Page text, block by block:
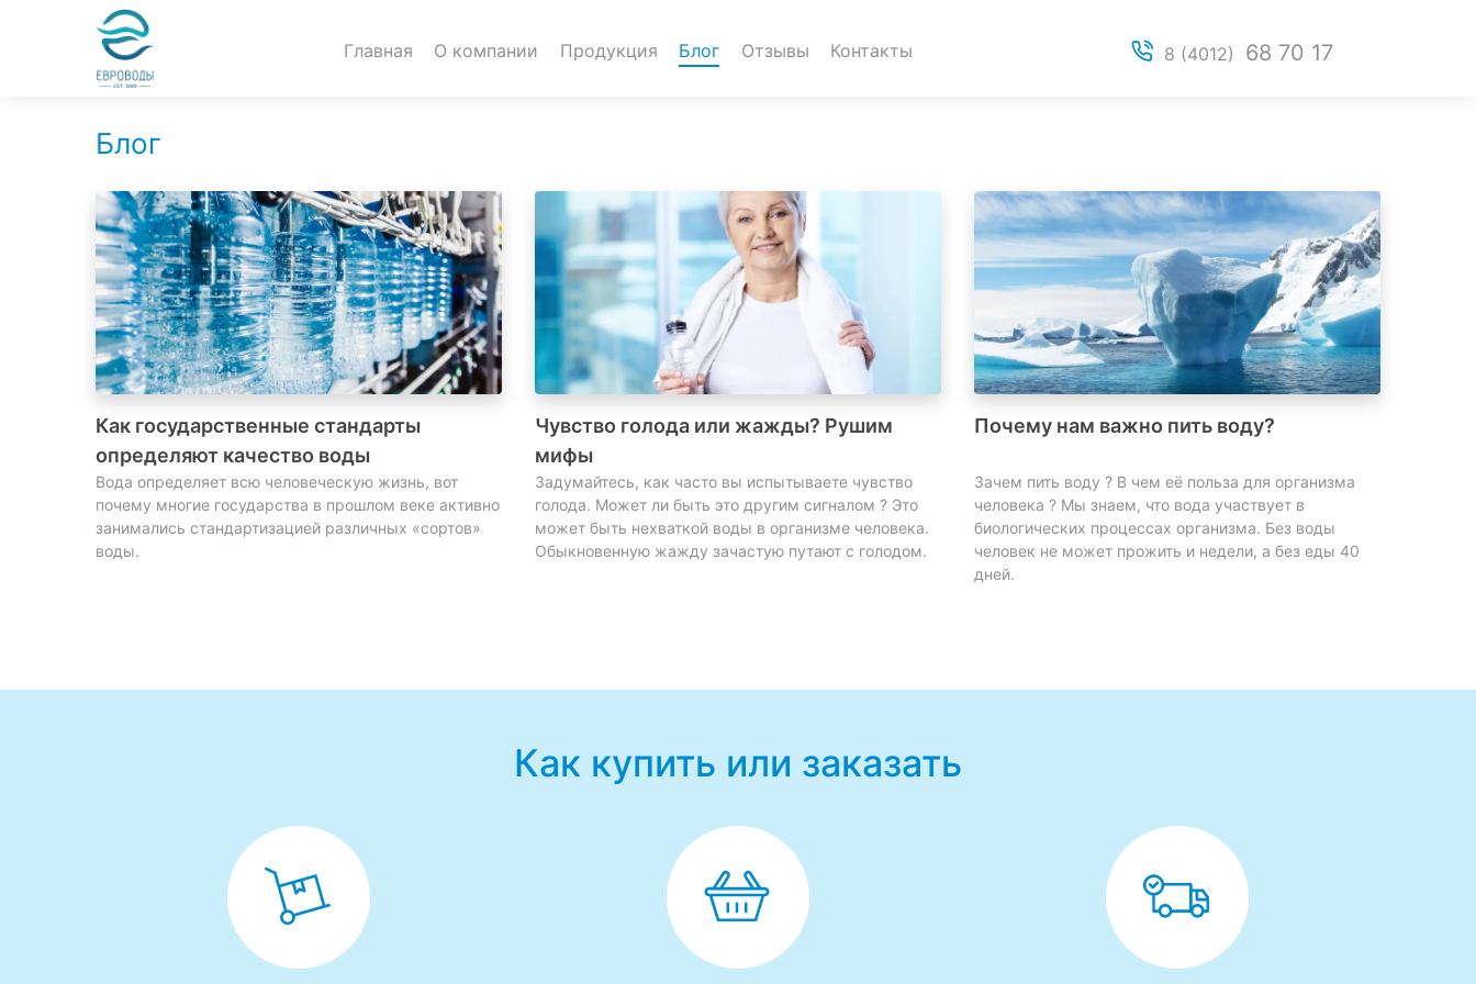
Главная О компании Продукция Блог Отзывы Контакты 8 (4012) 68 70 17
Блог
Как государственные стандарты
определяют качество воды
Вода определяет всю человеческую жизнь, вот
почему многие государства в прошлом веке активно
занимались стандартизацией различных «сортов»
воды.
Чувство голода или жажды? Рушим
мифы
Задумайтесь, как часто вы испытываете чувство
голода. Может ли быть это другим сигналом ? Это
может быть нехваткой воды в организме человека.
Обыкновенную жажду зачастую путают с голодом.
Почему нам важно пить воду?
Зачем пить воду ? В чем её польза для организма
человека ? Мы знаем, что вода участвует в
биологических процессах организма. Без воды
человек не может прожить и недели, а без еды 40
дней.
Как купить или заказать